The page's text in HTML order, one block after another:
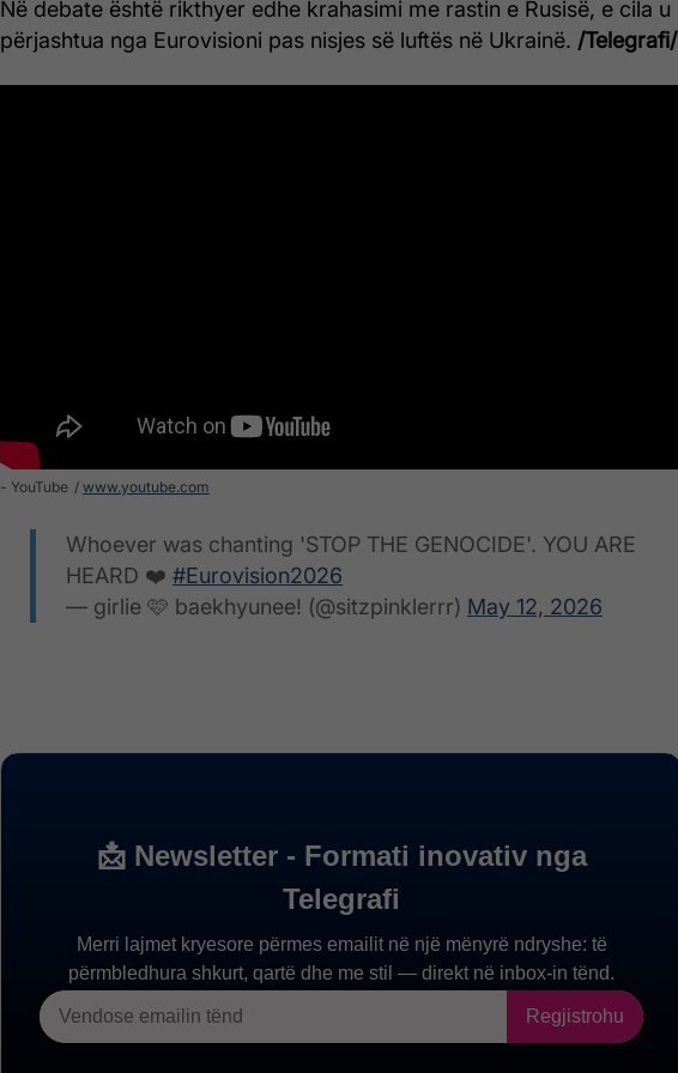
Në debate është rikthyer edhe krahasimi me rastin e Rusisë, e cila u
përjashtua nga Eurovisioni pas nisjes së luftës në Ukrainë. /Telegrafi/
- YouTube www.youtube.com
Whoever was chanting 'STOP THE GENOCIDE'. YOU ARE
HEARD ❤️ #Eurovision2026
— girlie 🩷 baekhyunee! (@sitzpinklerrr) May 12, 2026